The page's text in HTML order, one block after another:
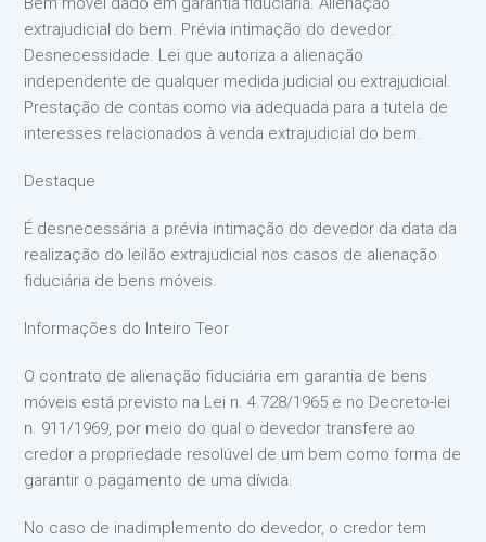
extrajudicial do bem. Prévia intimação do devedor.
Desnecessidade. Lei que autoriza a alienação
independente de qualquer medida judicial ou extrajudicial.
Prestação de contas como via adequada para a tutela de
interesses relacionados à venda extrajudicial do bem.
Destaque
É desnecessária a prévia intimação do devedor da data da
realização do leilão extrajudicial nos casos de alienação
fiduciária de bens móveis.
Informações do Inteiro Teor
O contrato de alienação fiduciária em garantia de bens
móveis está previsto na Lei n. 4.728/1965 e no Decreto-lei
n. 911/1969, por meio do qual o devedor transfere ao
credor a propriedade resolúvel de um bem como forma de
garantir o pagamento de uma dívida.
No caso de inadimplemento do devedor, o credor tem